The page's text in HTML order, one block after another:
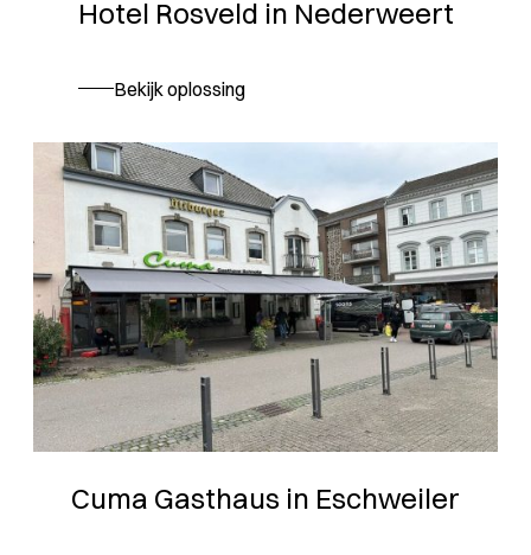
Hotel Rosveld in Nederweert
Bekijk oplossing
Cuma Gasthaus in Eschweiler